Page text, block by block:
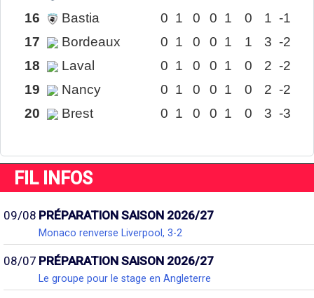
16
Bastia 0 1 0 0 1 0 1 -1
17
Bordeaux 0 1 0 0 1 1 3 -2
18
Laval 0 1 0 0 1 0 2 -2
19
Nancy 0 1 0 0 1 0 2 -2
20
Brest 0 1 0 0 1 0 3 -3
FIL INFOS
09/08 PRÉPARATION SAISON 2026/27
Monaco renverse Liverpool, 3-2
08/07 PRÉPARATION SAISON 2026/27
Le groupe pour le stage en Angleterre